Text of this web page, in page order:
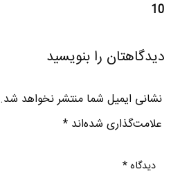
10
دیدگاهتان را بنویسید
نشانی ایمیل شما منتشر نخواهد شد.
علامت‌گذاری شده‌اند*
دیدگاه*